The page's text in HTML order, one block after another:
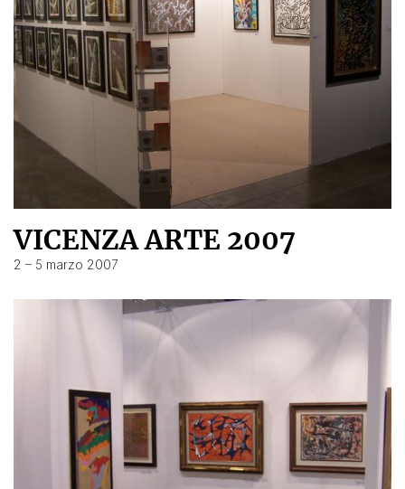
VICENZA ARTE 2007
2 – 5 marzo 2007